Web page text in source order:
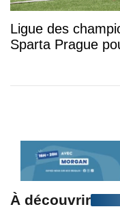
Ligue des
Sparta Prague
À découvrir